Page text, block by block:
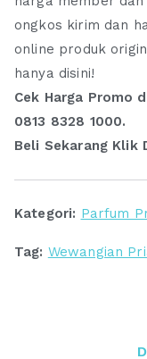
ongkos kirim dan
online produk
hanya disini!
Cek Harga Promo
0813 8328 1000.
Beli Sekarang Klik
Kategori: Parfum
Tag: Wewangian